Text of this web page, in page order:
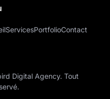
ServicesPortfolioContact
Digital Agency. Tout